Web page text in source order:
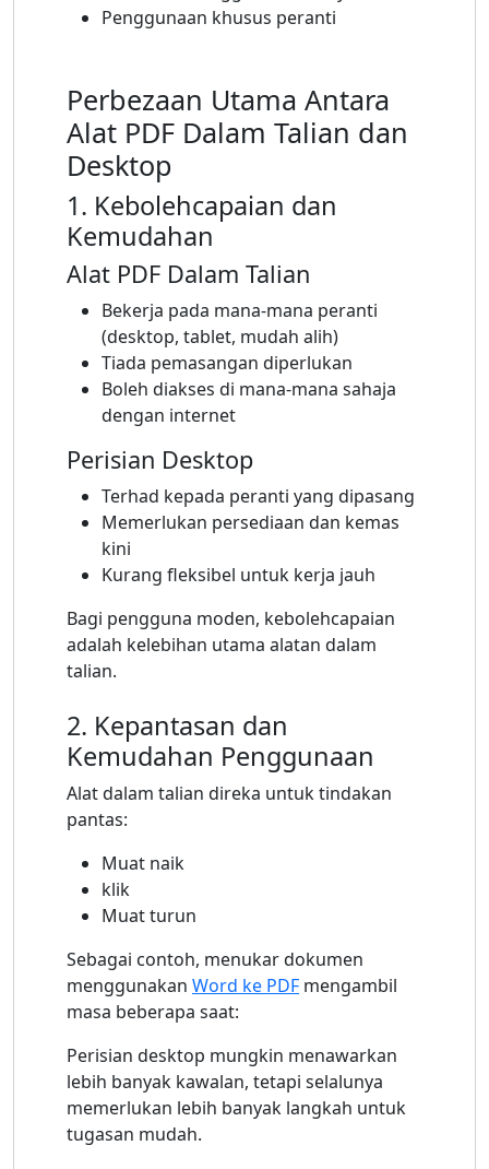
Penggunaan khusus peranti
Perbezaan Utama Antara
Alat PDF Dalam Talian dan
Desktop
1. Kebolehcapaian dan
Kemudahan
Alat PDF Dalam Talian
Bekerja pada mana-mana peranti
(desktop, tablet, mudah alih)
Tiada pemasangan diperlukan
Boleh diakses di mana-mana sahaja
dengan internet
Perisian Desktop
Terhad kepada peranti yang dipasang
Memerlukan persediaan dan kemas
kini
Kurang fleksibel untuk kerja jauh
Bagi pengguna moden, kebolehcapaian
adalah kelebihan utama alatan dalam
talian.
2. Kepantasan dan
Kemudahan Penggunaan
Alat dalam talian direka untuk tindakan
pantas:
Muat naik
klik
Muat turun
Sebagai contoh, menukar dokumen
menggunakan Word ke PDF mengambil
masa beberapa saat:
Perisian desktop mungkin menawarkan
lebih banyak kawalan, tetapi selalunya
memerlukan lebih banyak langkah untuk
tugasan mudah.